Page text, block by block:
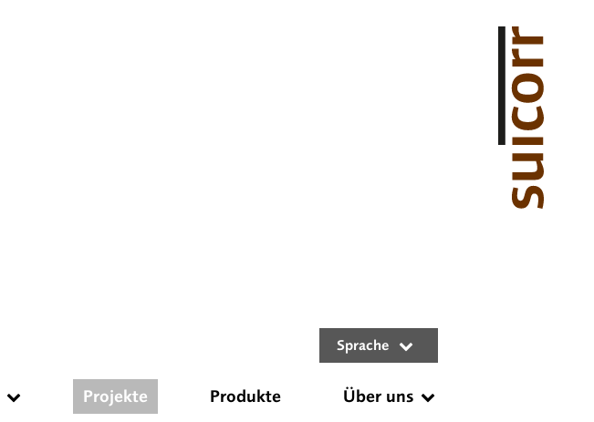
Sprache
Projekte Produkte Über uns